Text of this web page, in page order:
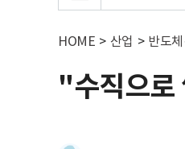
HOME > 산업 > 반도체
"수직으로